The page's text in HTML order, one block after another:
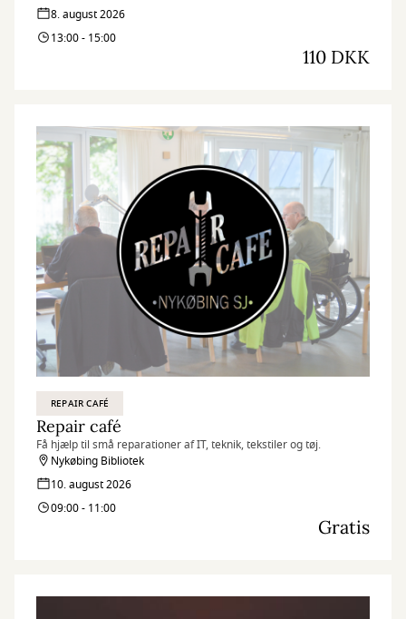
8. august 2026
13:00 - 15:00
110 DKK
REPAIR CAFÉ
Repair café
Få hjælp til små reparationer af IT, teknik, tekstiler og tøj.
Nykøbing Bibliotek
10. august 2026
09:00 - 11:00
Gratis